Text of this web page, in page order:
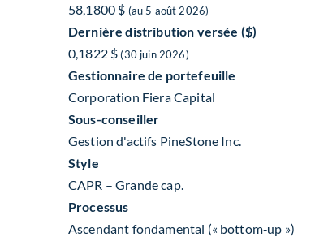
58,1800 $ (au 5 août 2026)
Dernière distribution versée ($)
0,1822 $ (30 juin 2026)
Gestionnaire de portefeuille
Corporation Fiera Capital
Sous-conseiller
Gestion d'actifs PineStone Inc.
Style
CAPR – Grande cap.
Processus
Ascendant fondamental (« bottom‑up »)